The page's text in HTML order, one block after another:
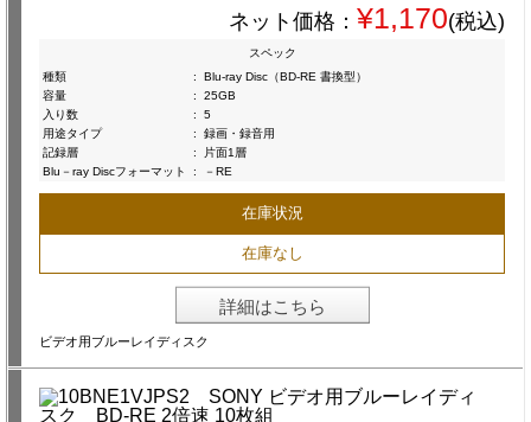
ネット価格： ¥1,170(税込)
スペック
種類
:
Blu-ray Disc（BD-RE 書換型）
容量
:
25GB
入り数
:
5
用途タイプ
:
録画・録音用
記録層
:
片面1層
Blu－ray Discフォーマット
: －RE
在庫状況
在庫なし
詳細はこちら
ビデオ用ブルーレイディスク